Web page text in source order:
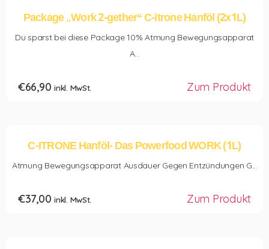
Package ,,Work 2-gether“ C-itrone Hanföl (2x1L)
Du sparst bei diese Package 10% Atmung Bewegungsapparat
A...
€66,90 inkl. MwSt. Zum Produkt
C-ITRONE Hanföl- Das Powerfood WORK (1L)
Atmung Bewegungsapparat Ausdauer Gegen Entzündungen G...
€37,00 inkl. MwSt. Zum Produkt